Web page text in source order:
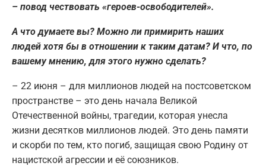
– повод чествовать «героев-освободителей».
А что думаете вы? Можно ли примирить наших
людей хотя бы в отношении к таким датам? И что, по
вашему мнению, для этого нужно сделать?
– 22 июня – для миллионов людей на постсоветском
пространстве – это день начала Великой
Отечественной войны, трагедии, которая унесла
жизни десятков миллионов людей. Это день памяти
и скорби по тем, кто погиб, защищая свою Родину от
нацистской агрессии и её союзников.